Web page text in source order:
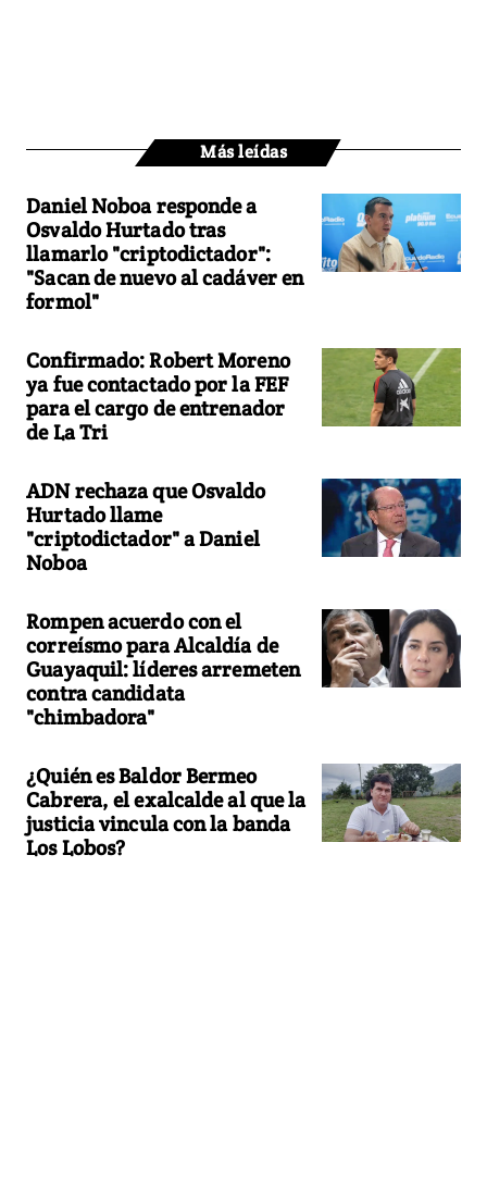
Más leídas
Daniel Noboa responde a
Osvaldo Hurtado tras
llamarlo "criptodictador":
"Sacan de nuevo al cadáver en
formol"
Confirmado: Robert Moreno
ya fue contactado por la FEF
para el cargo de entrenador
de La Tri
ADN rechaza que Osvaldo
Hurtado llame
"criptodictador" a Daniel
Noboa
Rompen acuerdo con el
correísmo para Alcaldía de
Guayaquil: líderes arremeten
contra candidata
"chimbadora"
¿Quién es Baldor Bermeo
Cabrera, el exalcalde al que la
justicia vincula con la banda
Los Lobos?